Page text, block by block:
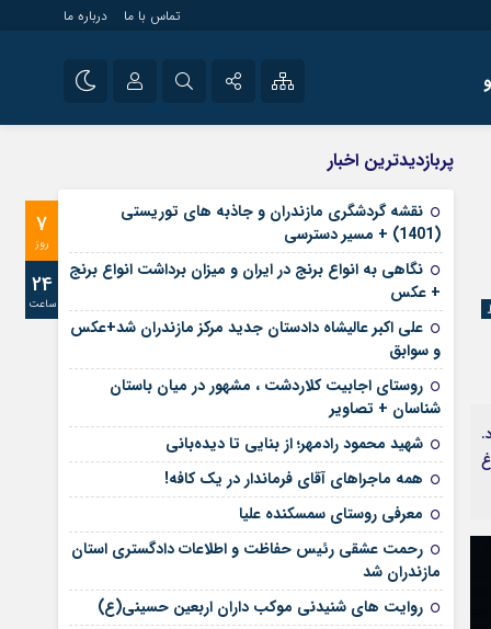
تماس با ما درباره ما
آپارات
رمز عبور
مرا به خاطر بسپار
راه اندازی سایت و
سایت های خبری و
پربازدیدترین اخبار
7
روز
24
ساعت
نقشه گردشگری مازندران و جاذبه های توریستی
(1401) + مسیر دسترسی
نگاهی به انواع برنج در ایران و میزان برداشت انواع برنج
+ عکس
علی‌ اکبر عالیشاه دادستان جدید مرکز مازندران شد+عکس
و سوابق
روستای اجابیت کلاردشت ، مشهور در میان باستان
شناسان + تصاویر
شهید محمود رادمهر؛ از بنایی تا دیده‌بانی
همه ماجراهای آقای فرماندار در یک کافه!
معرفی روستای سمسکنده علیا
رحمت عشقی رئیس حفاظت و اطلاعات دادگستری استان
مازندران شد
روایت های شنیدنی موکب داران اربعین حسینی(ع)